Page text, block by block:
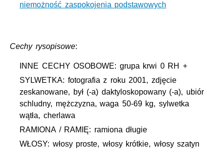
niemożność zaspokojenia podstawowych
Cechy rysopisowe:
INNE CECHY OSOBOWE: grupa krwi 0 RH +
SYLWETKA: fotografia z roku 2001, zdjęcie
zeskanowane, był (-a) daktyloskopowany (-a), ubiór
schludny, mężczyzna, waga 50-69 kg, sylwetka
wątła, cherlawa
RAMIONA / RAMIĘ: ramiona długie
WŁOSY: włosy proste, włosy krótkie, włosy szatyn